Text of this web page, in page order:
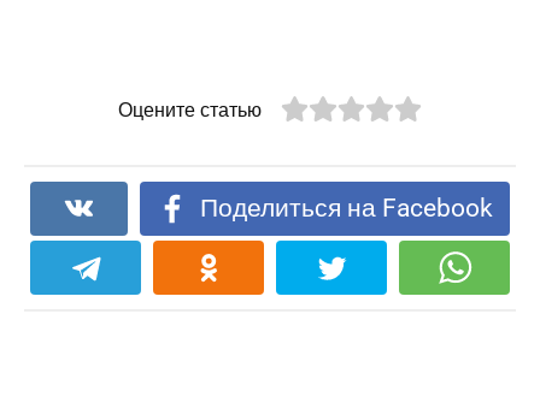
Оцените статью
Поделиться на Facebook